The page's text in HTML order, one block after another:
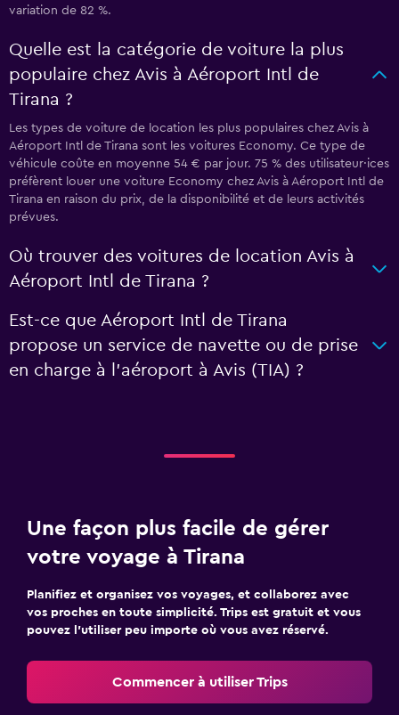
variation de 82 %.
Quelle est la catégorie de voiture la plus
populaire chez Avis à Aéroport Intl de
Tirana ?
Les types de voiture de location les plus populaires chez Avis à
Aéroport Intl de Tirana sont les voitures Economy. Ce type de
véhicule coûte en moyenne 54 € par jour. 75 % des utilisateur·ices
préfèrent louer une voiture Economy chez Avis à Aéroport Intl de
Tirana en raison du prix, de la disponibilité et de leurs activités
prévues.
Où trouver des voitures de location Avis à
Aéroport Intl de Tirana ?
Est-ce que Aéroport Intl de Tirana
propose un service de navette ou de prise
en charge à l’aéroport à Avis (TIA) ?
Une façon plus facile de gérer
votre voyage à Tirana
Planifiez et organisez vos voyages, et collaborez avec
vos proches en toute simplicité. Trips est gratuit et vous
pouvez l’utiliser peu importe où vous avez réservé.
Commencer à utiliser Trips